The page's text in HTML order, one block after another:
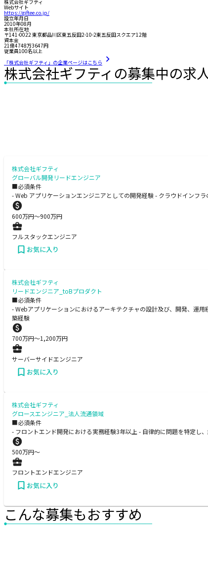
株式会社ギフティ
Webサイト
https://giftee.co.jp/
設立年月日
2010年08月
本社所在地
〒141-0022 東京都品川区東五反田2-10-2東五反田スクエア12階
資本金
21億4748万3647円
従業員100名以上
「株式会社ギフティ」の企業ページはこちら
株式会社ギフティの募集中の求
株式会社ギフティ
グローバル開発リードエンジニア
■必須条件
- Web アプリケーションエンジニアとしての開発経験 - クラウドインフ
600万円〜900万円
フルスタックエンジニア
お気に入り
株式会社ギフティ
リードエンジニア_toBプロダクト
■必須条件
- Webアプリケーションにおけるアーキテクチャの設計及び、開発、運
築経験
700万円〜1,200万円
サーバーサイドエンジニア
お気に入り
株式会社ギフティ
グロースエンジニア_法人流通領域
■必須条件
- フロントエンド開発における実務経験3年以上 - 自律的に問題を特定し
500万円〜
フロントエンドエンジニア
お気に入り
こんな募集もおすすめ